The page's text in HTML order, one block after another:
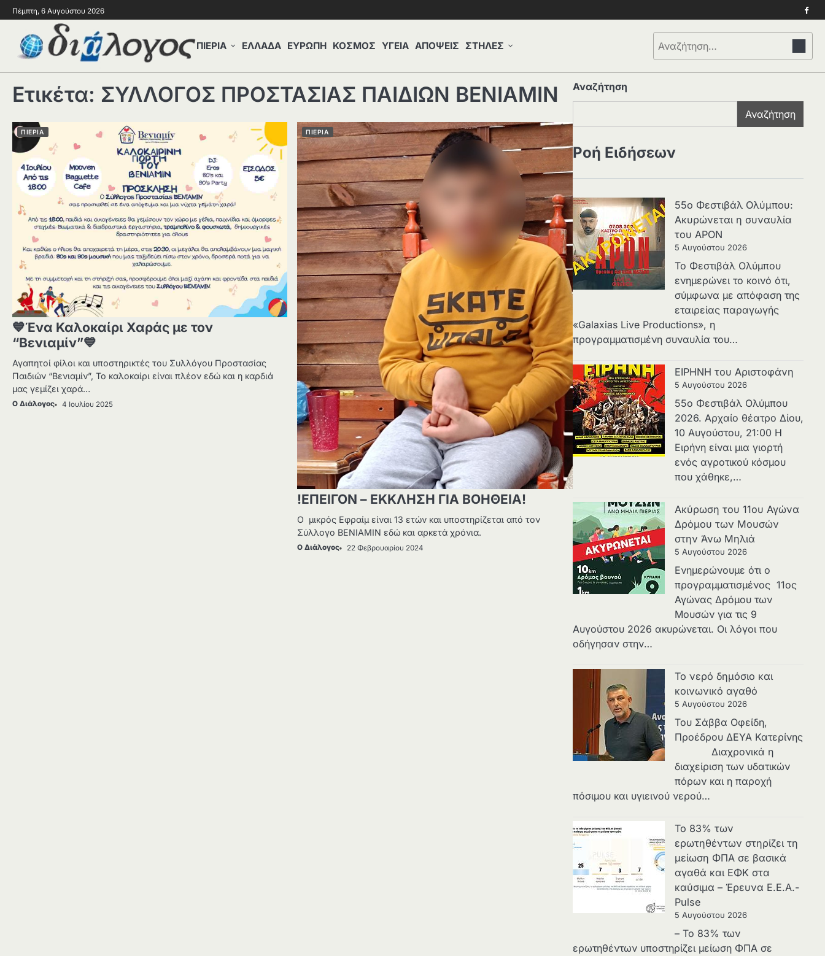
Πέμπτη, 6 Αυγούστου 2026
ΠΙΕΡΙΑ ΕΛΛΑΔΑ ΕΥΡΩΠΗ ΚΟΣΜΟΣ ΥΓΕΙΑ ΑΠΟΨΕΙΣ ΣΤΗΛΕΣ
Αναζήτηση
για:
Ετικέτα: ΣΥΛΛΟΓΟΣ ΠΡΟΣΤΑΣΙΑΣ ΠΑΙΔΙΩΝ ΒΕΝΙΑΜΙΝ
ΠΙΕΡΙΑ
💙Ένα Καλοκαίρι Χαράς με τον
“Βενιαμίν”💙
Αγαπητοί φίλοι και υποστηρικτές του Συλλόγου Προστασίας
Παιδιών “Βενιαμίν”, Το καλοκαίρι είναι πλέον εδώ και η καρδιά
μας γεμίζει χαρά…
Ο Διάλογος 4 Ιουλίου 2025
ΠΙΕΡΙΑ
!ΕΠΕΙΓΟΝ – ΕΚΚΛΗΣΗ ΓΙΑ ΒΟΗΘΕΙΑ!
Ο μικρός Εφραίμ είναι 13 ετών και υποστηρίζεται από τον
Σύλλογο ΒΕΝΙΑΜΙΝ εδώ και αρκετά χρόνια.
Ο Διάλογος 22 Φεβρουαρίου 2024
Αναζήτηση
Αναζήτηση
Ροή Ειδήσεων
55ο Φεστιβάλ Ολύμπου:
Ακυρώνεται η συναυλία
του APON
5 Αυγούστου 2026
Το Φεστιβάλ Ολύμπου
ενημερώνει το κοινό ότι,
σύμφωνα με απόφαση της
εταιρείας παραγωγής
«Galaxias Live Productions», η
προγραμματισμένη συναυλία του…
ΕΙΡΗΝΗ του Αριστοφάνη
5 Αυγούστου 2026
55ο Φεστιβάλ Ολύμπου
2026. Αρχαίο θέατρο Δίου,
10 Αυγούστου, 21:00 H
Ειρήνη είναι μια γιορτή
ενός αγροτικού κόσμου
που χάθηκε,…
Ακύρωση του 11ου Αγώνα
Δρόμου των Μουσών
στην Άνω Μηλιά
5 Αυγούστου 2026
Ενημερώνουμε ότι ο
προγραμματισμένος 11ος
Αγώνας Δρόμου των
Μουσών για τις 9
Αυγούστου 2026 ακυρώνεται. Οι λόγοι που
οδήγησαν στην…
Το νερό δημόσιο και
κοινωνικό αγαθό
5 Αυγούστου 2026
Του Σάββα Οφείδη,
Προέδρου ΔΕΥΑ Κατερίνης
Διαχρονικά η
διαχείριση των υδατικών
πόρων και η παροχή
πόσιμου και υγιεινού νερού…
Το 83% των
ερωτηθέντων στηρίζει τη
μείωση ΦΠΑ σε βασικά
αγαθά και ΕΦΚ στα
καύσιμα – Έρευνα Ε.Ε.Α.-
Pulse
5 Αυγούστου 2026
– Το 83% των
ερωτηθέντων υποστηρίζει μείωση ΦΠΑ σε